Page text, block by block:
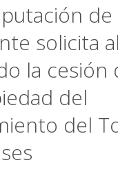
de
solicita al
la cesión
del
del